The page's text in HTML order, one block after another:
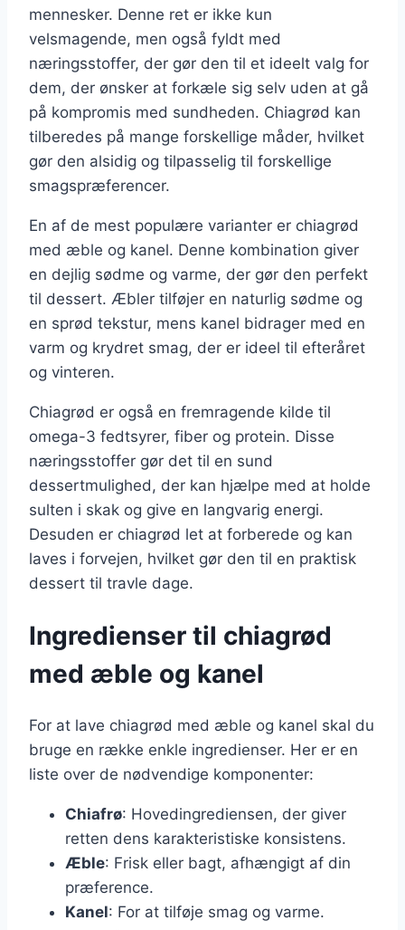
mennesker. Denne ret er ikke kun
velsmagende, men også fyldt med
næringsstoffer, der gør den til et ideelt valg for
dem, der ønsker at forkæle sig selv uden at gå
på kompromis med sundheden. Chiagrød kan
tilberedes på mange forskellige måder, hvilket
gør den alsidig og tilpasselig til forskellige
smagspræferencer.
En af de mest populære varianter er chiagrød
med æble og kanel. Denne kombination giver
en dejlig sødme og varme, der gør den perfekt
til dessert. Æbler tilføjer en naturlig sødme og
en sprød tekstur, mens kanel bidrager med en
varm og krydret smag, der er ideel til efteråret
og vinteren.
Chiagrød er også en fremragende kilde til
omega-3 fedtsyrer, fiber og protein. Disse
næringsstoffer gør det til en sund
dessertmulighed, der kan hjælpe med at holde
sulten i skak og give en langvarig energi.
Desuden er chiagrød let at forberede og kan
laves i forvejen, hvilket gør den til en praktisk
dessert til travle dage.
Ingredienser til chiagrød
med æble og kanel
For at lave chiagrød med æble og kanel skal du
bruge en række enkle ingredienser. Her er en
liste over de nødvendige komponenter:
Chiafrø: Hovedingrediensen, der giver
retten dens karakteristiske konsistens.
Æble: Frisk eller bagt, afhængigt af din
præference.
Kanel: For at tilføje smag og varme.